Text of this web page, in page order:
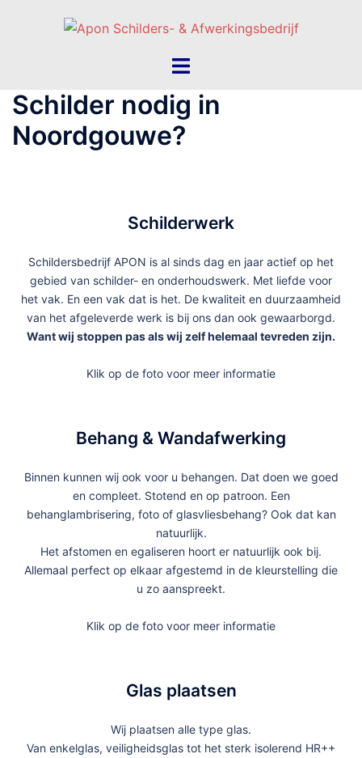
Schilder nodig in
Noordgouwe?
Schilderwerk
Schildersbedrijf APON is al sinds dag en jaar actief op het
gebied van schilder- en onderhoudswerk. Met liefde voor
het vak. En een vak dat is het. De kwaliteit en duurzaamheid
van het afgeleverde werk is bij ons dan ook gewaarborgd.
Want wij stoppen pas als wij zelf helemaal tevreden zijn.
Klik op de foto voor meer informatie
Behang & Wandafwerking
Binnen kunnen wij ook voor u behangen. Dat doen we goed
en compleet. Stotend en op patroon. Een
behanglambrisering, foto of glasvliesbehang? Ook dat kan
natuurlijk.
Het afstomen en egaliseren hoort er natuurlijk ook bij.
Allemaal perfect op elkaar afgestemd in de kleurstelling die
u zo aanspreekt.
Klik op de foto voor meer informatie
Glas plaatsen
Wij plaatsen alle type glas.
Van enkelglas, veiligheidsglas tot het sterk isolerend HR++